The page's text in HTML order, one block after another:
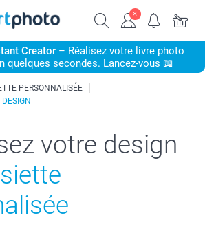
Creator– Réalisez votre livre photo
quelques secondes. Lancez-vous 📖
PERSONNALISÉE
votre design